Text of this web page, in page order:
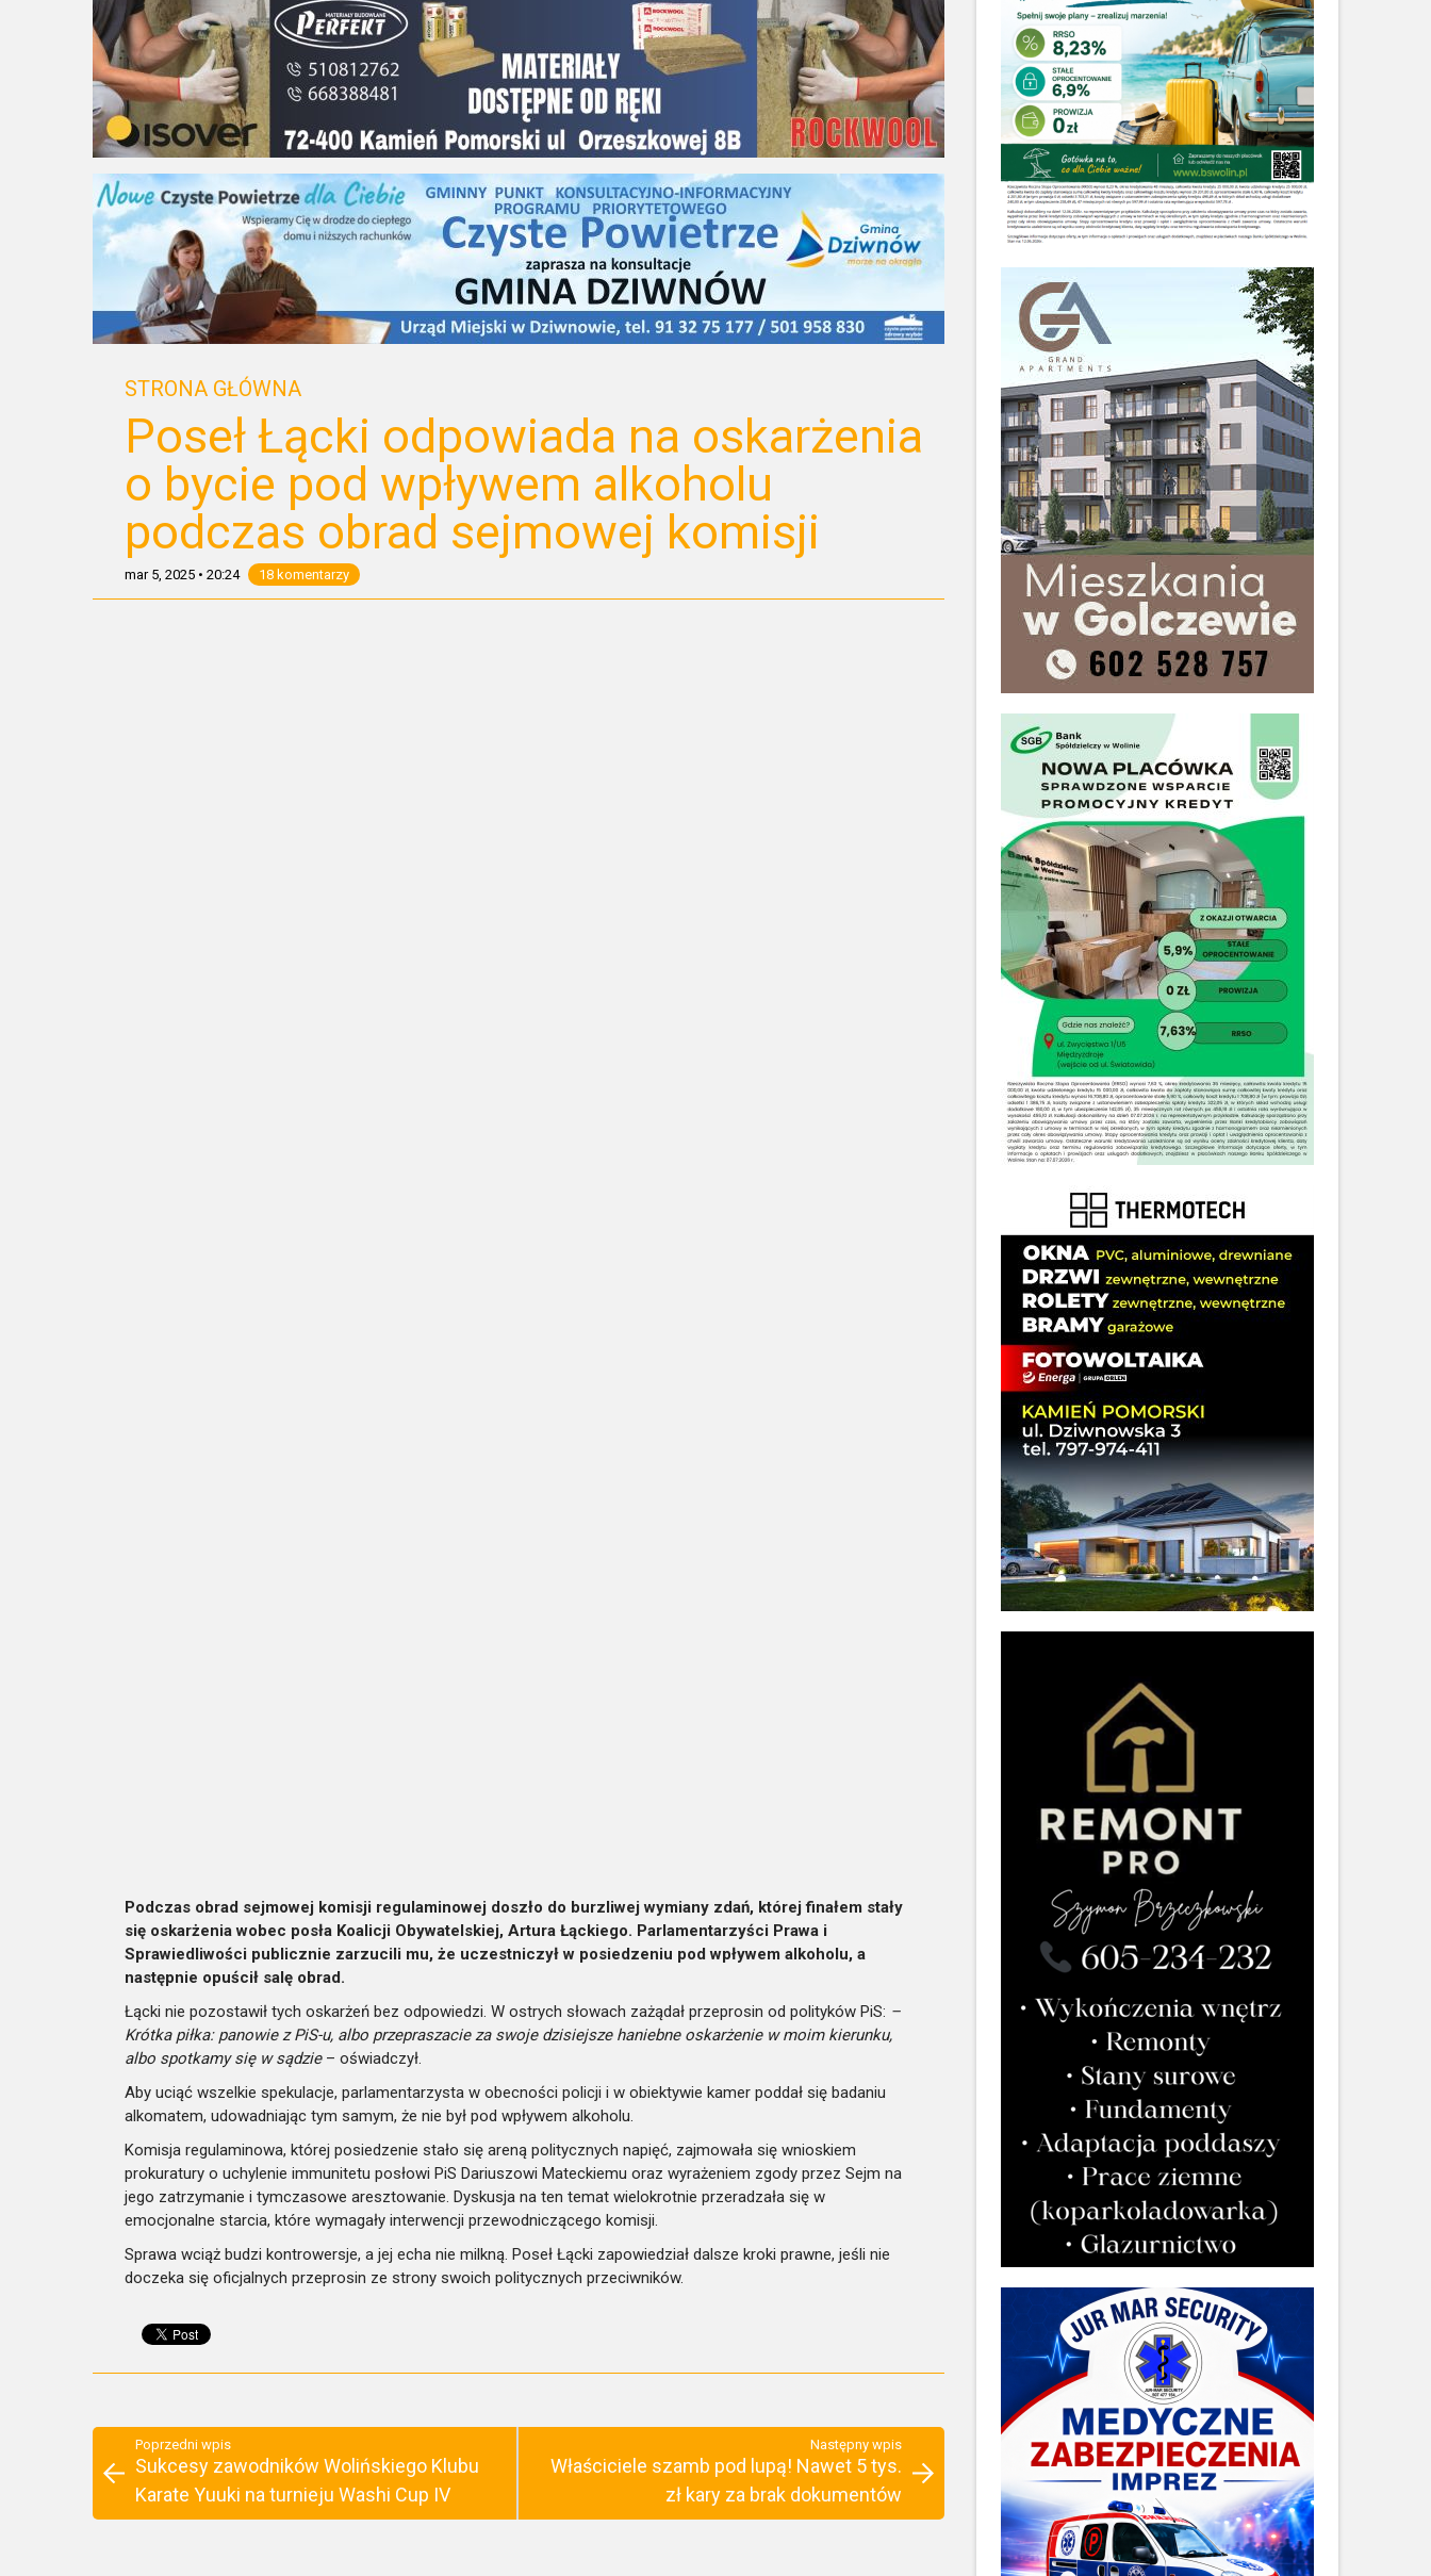
STRONA GŁÓWNA
Poseł Łącki odpowiada na oskarżenia
o bycie pod wpływem alkoholu
podczas obrad sejmowej komisji
mar 5, 2025 • 20:24 18 komentarzy
Podczas obrad sejmowej komisji regulaminowej doszło do burzliwej wymiany zdań, której finałem stały
się oskarżenia wobec posła Koalicji Obywatelskiej, Artura Łąckiego. Parlamentarzyści Prawa i
Sprawiedliwości publicznie zarzucili mu, że uczestniczył w posiedzeniu pod wpływem alkoholu, a
następnie opuścił salę obrad.
Łącki nie pozostawił tych oskarżeń bez odpowiedzi. W ostrych słowach zażądał przeprosin od polityków PiS: –
Krótka piłka: panowie z PiS-u, albo przepraszacie za swoje dzisiejsze haniebne oskarżenie w moim kierunku,
albo spotkamy się w sądzie– oświadczył.
Aby uciąć wszelkie spekulacje, parlamentarzysta w obecności policji i w obiektywie kamer poddał się badaniu
alkomatem, udowadniając tym samym, że nie był pod wpływem alkoholu.
Komisja regulaminowa, której posiedzenie stało się areną politycznych napięć, zajmowała się wnioskiem
prokuratury o uchylenie immunitetu posłowi PiS Dariuszowi Mateckiemu oraz wyrażeniem zgody przez Sejm na
jego zatrzymanie i tymczasowe aresztowanie. Dyskusja na ten temat wielokrotnie przeradzała się w
emocjonalne starcia, które wymagały interwencji przewodniczącego komisji.
Sprawa wciąż budzi kontrowersje, a jej echa nie milkną. Poseł Łącki zapowiedział dalsze kroki prawne, jeśli nie
doczeka się oficjalnych przeprosin ze strony swoich politycznych przeciwników.
Poprzedni wpis
Sukcesy zawodników Wolińskiego Klubu
Karate Yuuki na turnieju Washi Cup IV
Następny wpis
Właściciele szamb pod lupą! Nawet 5 tys.
zł kary za brak dokumentów